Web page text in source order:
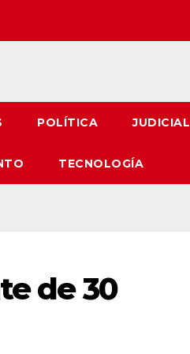
POLÍTICA JUDICIAL
TECNOLOGÍA
de 30